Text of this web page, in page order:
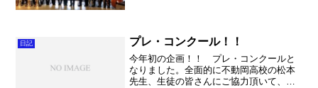
囲で思い切りやるしかありま...
日記 プレ・コンクール！！
今年初の企画！！ プレ・コンクールと
なりました。全面的に不動岡高校の松本
先生、生徒の皆さんにご協力頂いて、素